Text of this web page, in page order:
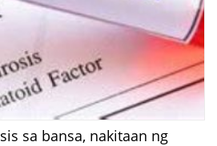
sa bansa, nakitaan ng